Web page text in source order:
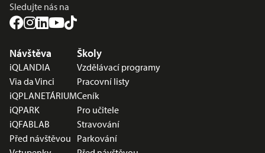
Sledujte nás na
Nabídka v zápatí
Návštěva
iQLANDIA
Via da Vinci
iQPLANETÁRIUM
iQPARK
iQFABLAB
Před návštěvou
Školy
Vzdělávací programy
Pracovní listy
Ceník
Pro učitele
Stravování
Parkování